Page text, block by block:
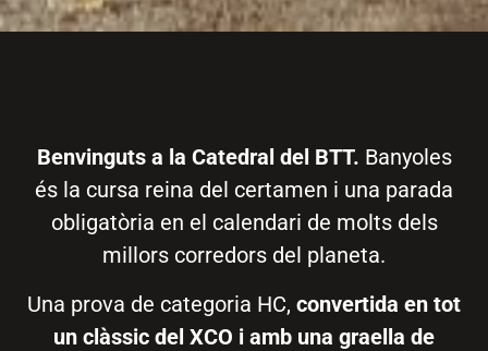
Benvinguts a la Catedral del BTT. Banyoles
és la cursa reina del certamen i una parada
obligatòria en el calendari de molts dels
millors corredors del planeta.
Una prova de categoria HC, convertida en tot
un clàssic del XCO i amb una graella de